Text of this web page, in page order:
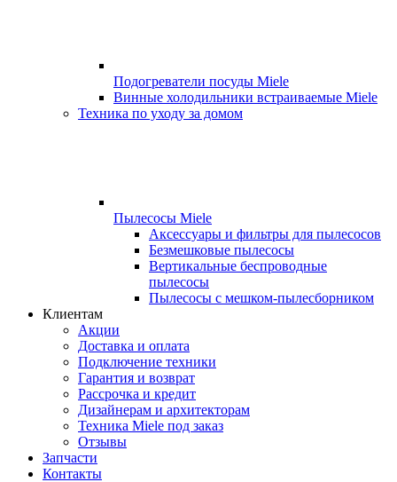
Подогреватели посуды Miele
Винные холодильники встраиваемые Miele
Техника по уходу за домом
Пылесосы Miele
Аксессуары и фильтры для пылесосов
Безмешковые пылесосы
Вертикальные беспроводные
пылесосы
Пылесосы с мешком-пылесборником
Клиентам
Акции
Доставка и оплата
Подключение техники
Гарантия и возврат
Рассрочка и кредит
Дизайнерам и архитекторам
Техника Miele под заказ
Отзывы
Запчасти
Контакты